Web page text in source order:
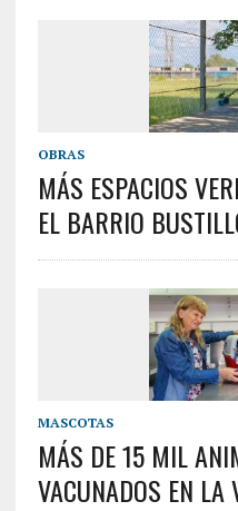
OBRAS
MÁS ESPACIOS
EL BARRIO
MASCOTAS
MÁS DE 15 MIL
VACUNADOS EN LA